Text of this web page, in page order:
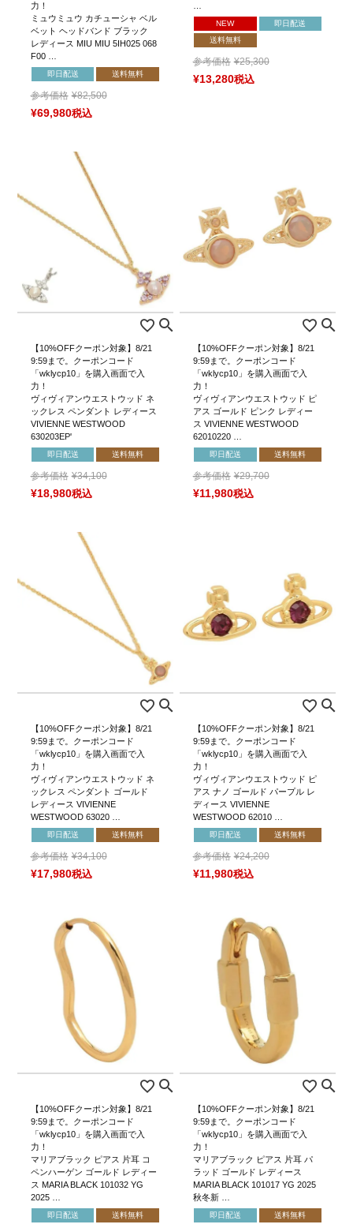
力！
ミュウミュウ カチューシャ ベル
ベット ヘッドバンド ブラック
レディース MIU MIU 5IH025 068
F00 …
即日配送 送料無料
参考価格 ¥82,500
¥69,980税込
…
NEW
即日配送
送料無料
参考価格 ¥25,300
¥13,280税込
【10%OFFクーポン対象】8/21
9:59まで。クーポンコード
「wklycp10」を購入画面で入
力！
ヴィヴィアンウエストウッド ネ
ックレス ペンダント レディース
VIVIENNE WESTWOOD
630203EP'
即日配送 送料無料
参考価格 ¥34,100
¥18,980税込
【10%OFFクーポン対象】8/21
9:59まで。クーポンコード
「wklycp10」を購入画面で入
力！
ヴィヴィアンウエストウッド ピ
アス ゴールド ピンク レディー
ス VIVIENNE WESTWOOD
62010220 …
即日配送 送料無料
参考価格 ¥29,700
¥11,980税込
【10%OFFクーポン対象】8/21
9:59まで。クーポンコード
「wklycp10」を購入画面で入
力！
ヴィヴィアンウエストウッド ネ
ックレス ペンダント ゴールド
レディース VIVIENNE
WESTWOOD 63020 …
即日配送 送料無料
参考価格 ¥34,100
¥17,980税込
【10%OFFクーポン対象】8/21
9:59まで。クーポンコード
「wklycp10」を購入画面で入
力！
ヴィヴィアンウエストウッド ピ
アス ナノ ゴールド パープル レ
ディース VIVIENNE
WESTWOOD 62010 …
即日配送 送料無料
参考価格 ¥24,200
¥11,980税込
【10%OFFクーポン対象】8/21
9:59まで。クーポンコード
「wklycp10」を購入画面で入
力！
マリアブラック ピアス 片耳 コ
ペンハーゲン ゴールド レディー
ス MARIA BLACK 101032 YG
2025 …
即日配送 送料無料
【10%OFFクーポン対象】8/21
9:59まで。クーポンコード
「wklycp10」を購入画面で入
力！
マリアブラック ピアス 片耳 パ
ラッド ゴールド レディース
MARIA BLACK 101017 YG 2025
秋冬新 …
即日配送 送料無料